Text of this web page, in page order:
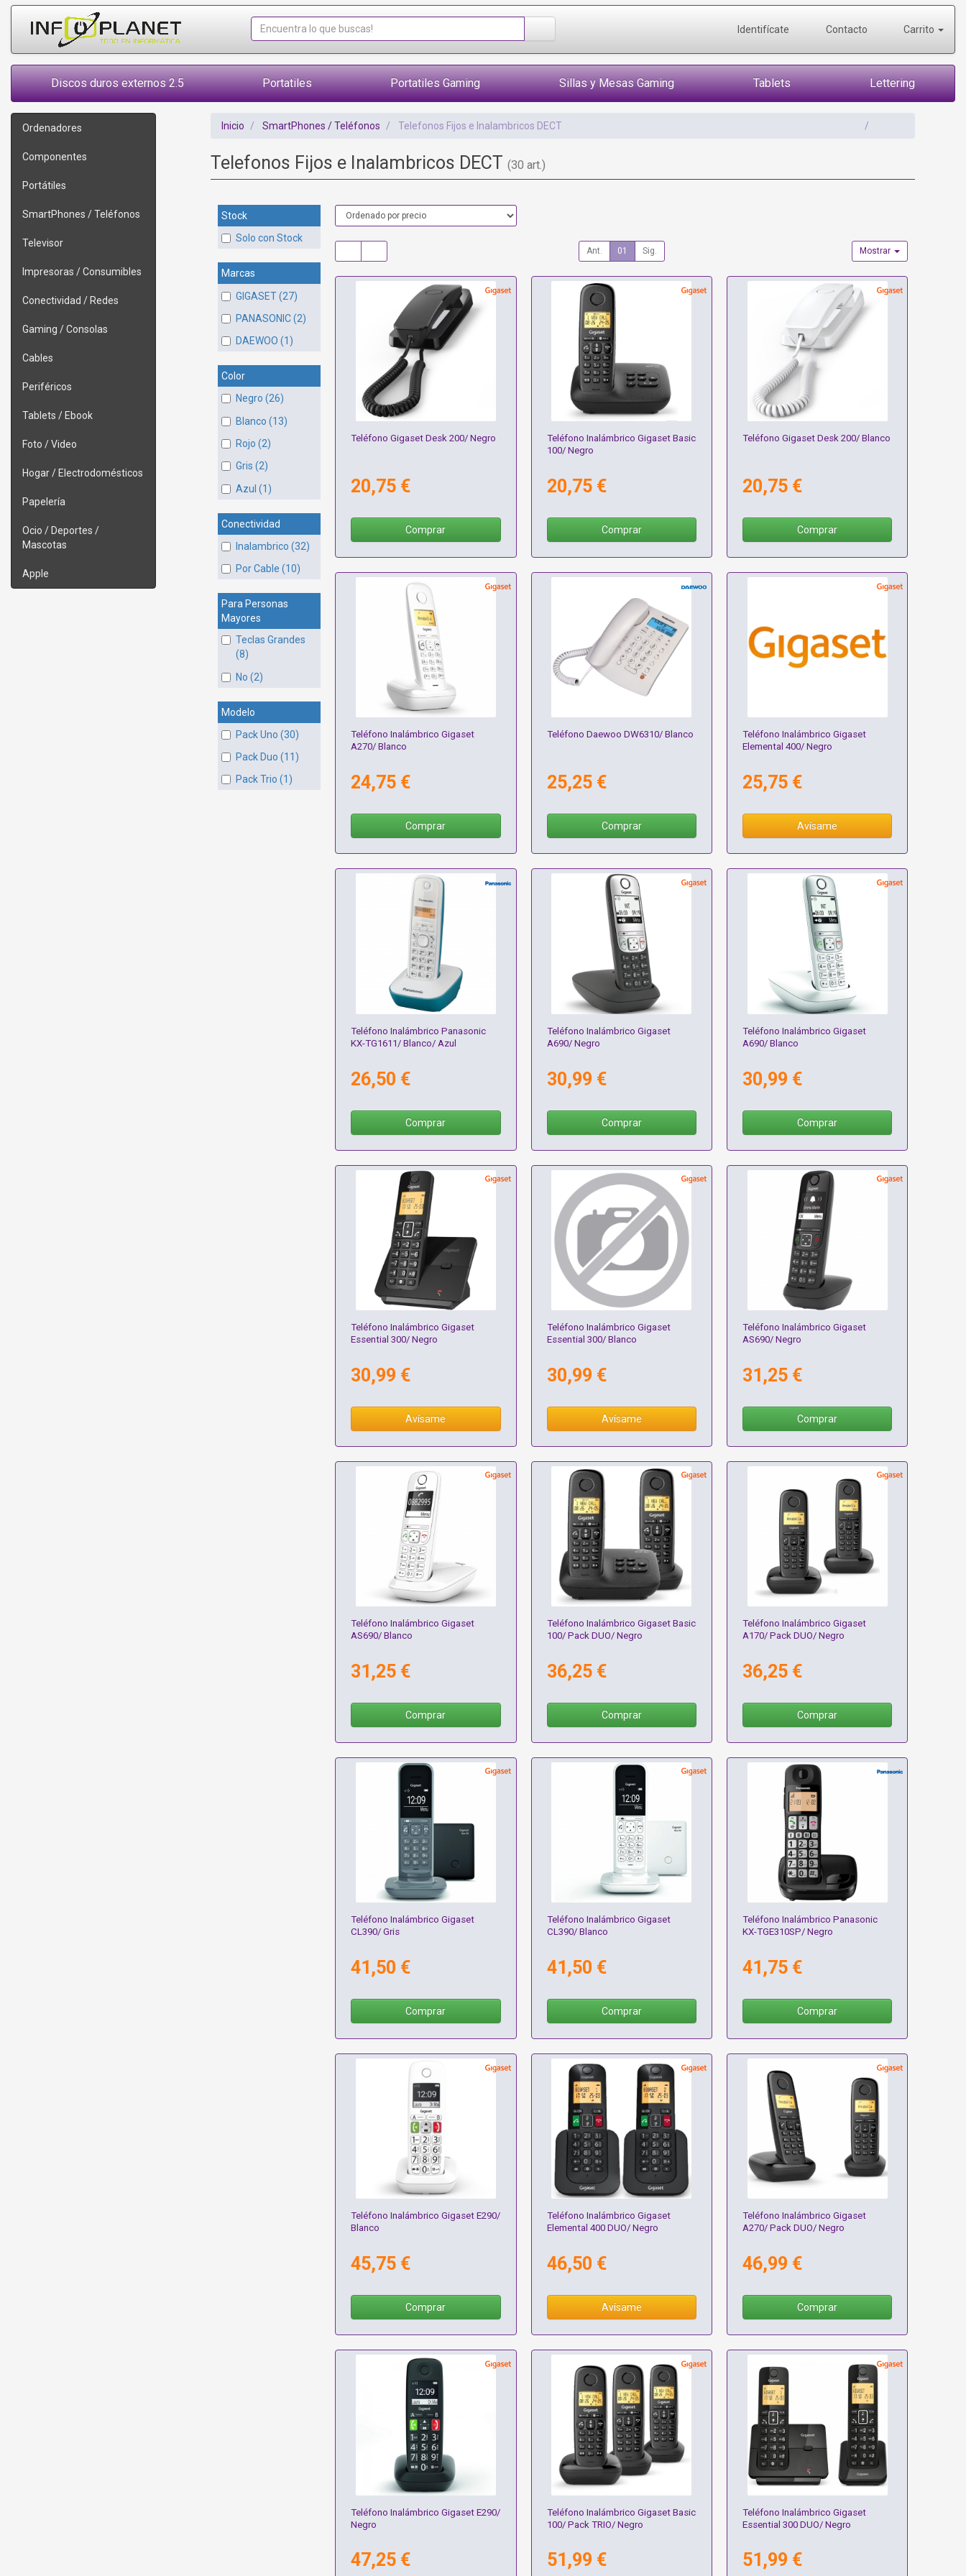
Identifícate Contacto Carrito
Discos duros externos 2.5 Portatiles Portatiles Gaming Sillas y Mesas Gaming Tablets Lettering
Ordenadores
Componentes
Portátiles
SmartPhones / Teléfonos
Televisor
Impresoras / Consumibles
Conectividad / Redes
Gaming / Consolas
Cables
Periféricos
Tablets / Ebook
Foto / Video
Hogar / Electrodomésticos
Papelería
Ocio / Deportes /
Mascotas
Apple
Inicio SmartPhones / Teléfonos Telefonos Fijos e Inalambricos DECT
Telefonos Fijos e Inalambricos DECT (30 art.)
Stock
Solo con Stock
Marcas
GIGASET (27)
PANASONIC (2)
DAEWOO (1)
Color
Negro (26)
Blanco (13)
Rojo (2)
Gris (2)
Azul (1)
Conectividad
Inalambrico (32)
Por Cable (10)
Para Personas
Mayores
Teclas Grandes
(8)
No (2)
Modelo
Pack Uno (30)
Pack Duo (11)
Pack Trio (1)
Ant. 01 Sig. Mostrar
Teléfono Gigaset Desk 200/ Negro
20,75 €
Comprar
Teléfono Inalámbrico Gigaset Basic
100/ Negro
20,75 €
Comprar
Teléfono Gigaset Desk 200/ Blanco
20,75 €
Comprar
Teléfono Inalámbrico Gigaset
A270/ Blanco
24,75 €
Comprar
Teléfono Daewoo DW6310/ Blanco
25,25 €
Comprar
Teléfono Inalámbrico Gigaset
Elemental 400/ Negro
25,75 €
Avísame
Teléfono Inalámbrico Panasonic
KX-TG1611/ Blanco/ Azul
26,50 €
Comprar
Teléfono Inalámbrico Gigaset
A690/ Negro
30,99 €
Comprar
Teléfono Inalámbrico Gigaset
A690/ Blanco
30,99 €
Comprar
Teléfono Inalámbrico Gigaset
Essential 300/ Negro
30,99 €
Avísame
Teléfono Inalámbrico Gigaset
Essential 300/ Blanco
30,99 €
Avísame
Teléfono Inalámbrico Gigaset
AS690/ Negro
31,25 €
Comprar
Teléfono Inalámbrico Gigaset
AS690/ Blanco
31,25 €
Comprar
Teléfono Inalámbrico Gigaset Basic
100/ Pack DUO/ Negro
36,25 €
Comprar
Teléfono Inalámbrico Gigaset
A170/ Pack DUO/ Negro
36,25 €
Comprar
Teléfono Inalámbrico Gigaset
CL390/ Gris
41,50 €
Comprar
Teléfono Inalámbrico Gigaset
CL390/ Blanco
41,50 €
Comprar
Teléfono Inalámbrico Panasonic
KX-TGE310SP/ Negro
41,75 €
Comprar
Teléfono Inalámbrico Gigaset E290/
Blanco
45,75 €
Comprar
Teléfono Inalámbrico Gigaset
Elemental 400 DUO/ Negro
46,50 €
Avísame
Teléfono Inalámbrico Gigaset
A270/ Pack DUO/ Negro
46,99 €
Comprar
Teléfono Inalámbrico Gigaset E290/
Negro
47,25 €
Teléfono Inalámbrico Gigaset Basic
100/ Pack TRIO/ Negro
51,99 €
Teléfono Inalámbrico Gigaset
Essential 300 DUO/ Negro
51,99 €